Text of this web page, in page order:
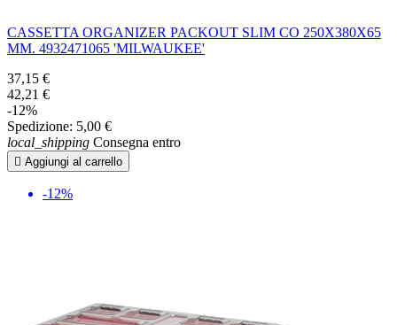
CASSETTA ORGANIZER PACKOUT SLIM CO 250X380X65
MM. 4932471065 'MILWAUKEE'
37,15 €
42,21 €
-12%
Spedizione: 5,00 €
local_shipping Consegna entro
 Aggiungi al carrello
-12%